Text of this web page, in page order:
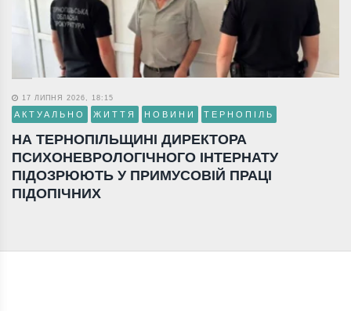
17 ЛИПНЯ 2026, 18:15
АКТУАЛЬНО ЖИТТЯ НОВИНИ ТЕРНОПІЛЬ
НА ТЕРНОПІЛЬЩИНІ ДИРЕКТОРА
ПСИХОНЕВРОЛОГІЧНОГО ІНТЕРНАТУ
ПІДОЗРЮЮТЬ У ПРИМУСОВІЙ ПРАЦІ
ПІДОПІЧНИХ